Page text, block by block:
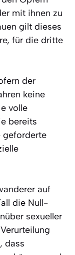
mit ihnen zu
gilt dieses
für die dritte
der
keine
volle
bereits
geforderte
auf
die Null-
sexueller
dass